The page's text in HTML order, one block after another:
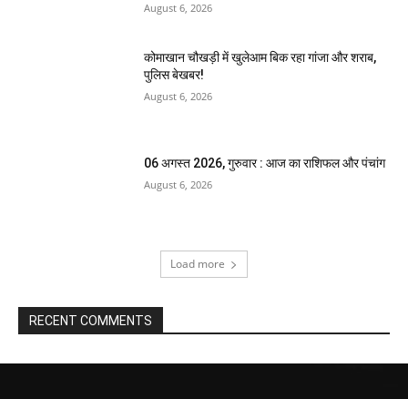
August 6, 2026
कोमाखान चौखड़ी में खुलेआम बिक रहा गांजा और शराब,
पुलिस बेखबर!
August 6, 2026
06 अगस्त 2026, गुरुवार : आज का राशिफल और पंचांग
August 6, 2026
Load more
RECENT COMMENTS